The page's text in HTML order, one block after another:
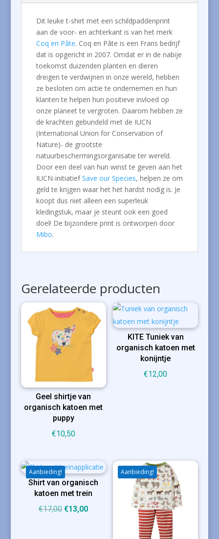
Dit leuke t-shirt met een schildpaddenprint
aan de voor- en achterkant is van het merk
Coq en Pâte. Coq en Pâte is een Frans bedrijf
dat is opgericht in 2007. Omdat er in de nabije
toekomst duizenden planten en dieren
dreigen te verdwijnen in onze wereld, hebben
ze besloten om actie te ondernemen en hun
klanten te helpen hun positieve invloed op
onze planeet te vergroten. Daarom hebben ze
de krachten gebundeld met de IUCN
(International Union for Conservation of
Nature)- de grootste
natuurbeschermingsorganisatie ter wereld.
Door een deel van hun winst te geven aan het
IUCN-initiatiefSave our Species, helpen ze om
geld te krijgen waar het het hardst nodig is. Je
koopt dus niet alleen een superleuk
kledingstuk, maar je steunt ook een goed
doel! De bijzondere print is ontworpen door
Mibo.
Gerelateerde producten
Geel shirtje van
organisch katoen met
puppy
€10,50
KITE Tuniek van
organisch katoen met
konijntje
€12,00
Aanbieding!
Shirt van organisch
katoen met trein
€17,00 Oorspronkelijke
€13,00Huidige
Aanbieding!